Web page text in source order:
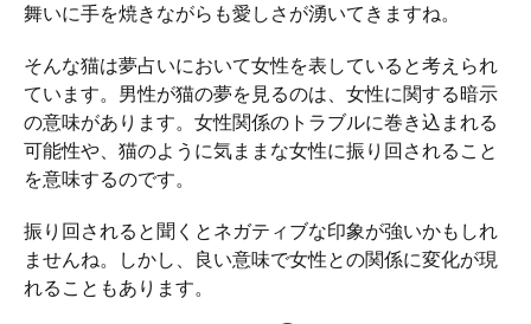
舞いに手を焼きながらも愛しさが湧いてきますね。
そんな猫は夢占いにおいて女性を表していると考えられ
ています。男性が猫の夢を見るのは、女性に関する暗示
の意味があります。女性関係のトラブルに巻き込まれる
可能性や、猫のように気ままな女性に振り回されること
を意味するのです。
振り回されると聞くとネガティブな印象が強いかもしれ
ませんね。しかし、良い意味で女性との関係に変化が現
れることもあります。